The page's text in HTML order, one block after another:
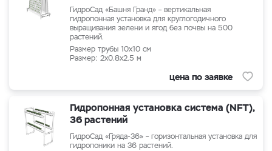
ГидроСад «Башня Гранд» – вертикальная
гидропонная установка для круглогодичного
выращивания зелени и ягод без почвы на 500
растений.
Pазмер трубы 10x10 см
Размер: 2x0.8x2.5 м
цена по заявке
Гидропонная установка система (NFT),
36 растений
ГидроСад «Гряда-36» – горизонтальная установка для
гидропоники на 36 растений.